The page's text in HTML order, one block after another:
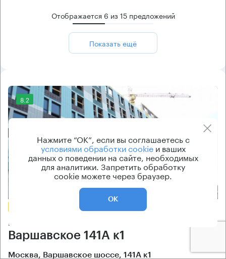
Отображается 6 из15предложений
Показать ещё
8.2
Бизнес-центр
Варшавское 141А к1
Москва, Варшавское шоссе, 141А к1
Нажмите “ОК”, если вы соглашаетесь с
условиями обработки cookieи ваших
данных о поведении на сайте, необходимых
для аналитики. Запретить обработку
cookie можете через браузер.
ОК